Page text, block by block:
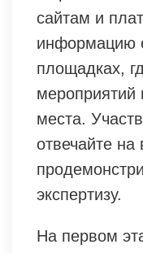
сайтам и
информацию
площадках,
места.
отвечайте
экспертизу.
На первом